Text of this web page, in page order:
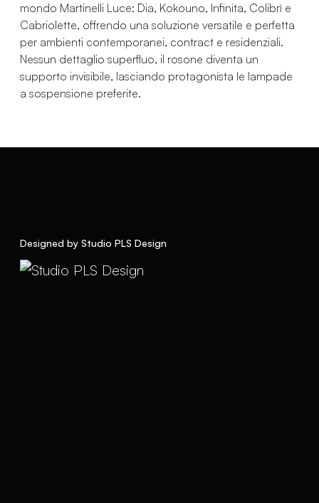
mondo Martinelli Luce: Dia, Kokouno, Infinita, Colibrì e
Cabriolette, offrendo una soluzione versatile e perfetta
per ambienti contemporanei, contract e residenziali.
Nessun dettaglio superfluo, il rosone diventa un
supporto invisibile, lasciando protagonista le lampade
a sospensione preferite.
Designed by Studio PLS Design